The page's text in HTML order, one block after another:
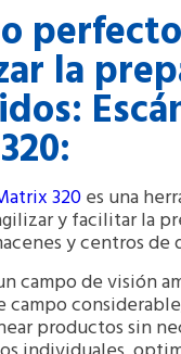
la
320es una
y facilitar la
y centros
campo de visión
campo
productos sin